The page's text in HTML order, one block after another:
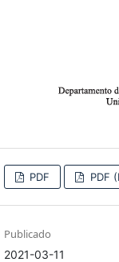
PDF PDF
Publicado
2021-03-11